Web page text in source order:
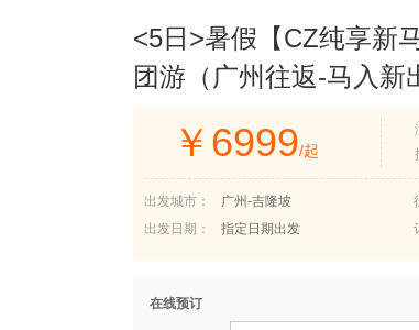
<5日>暑假【CZ纯享新
团游（广州往返-马入新
狮公园、杜莎夫人蜡像
隆坡国际五星酒店、吉
鱼村蒸汽海鲜大餐〉
￥ 6999/起
出发城市： 广州-吉隆坡
出发日期：
指定日期出发
在线预订